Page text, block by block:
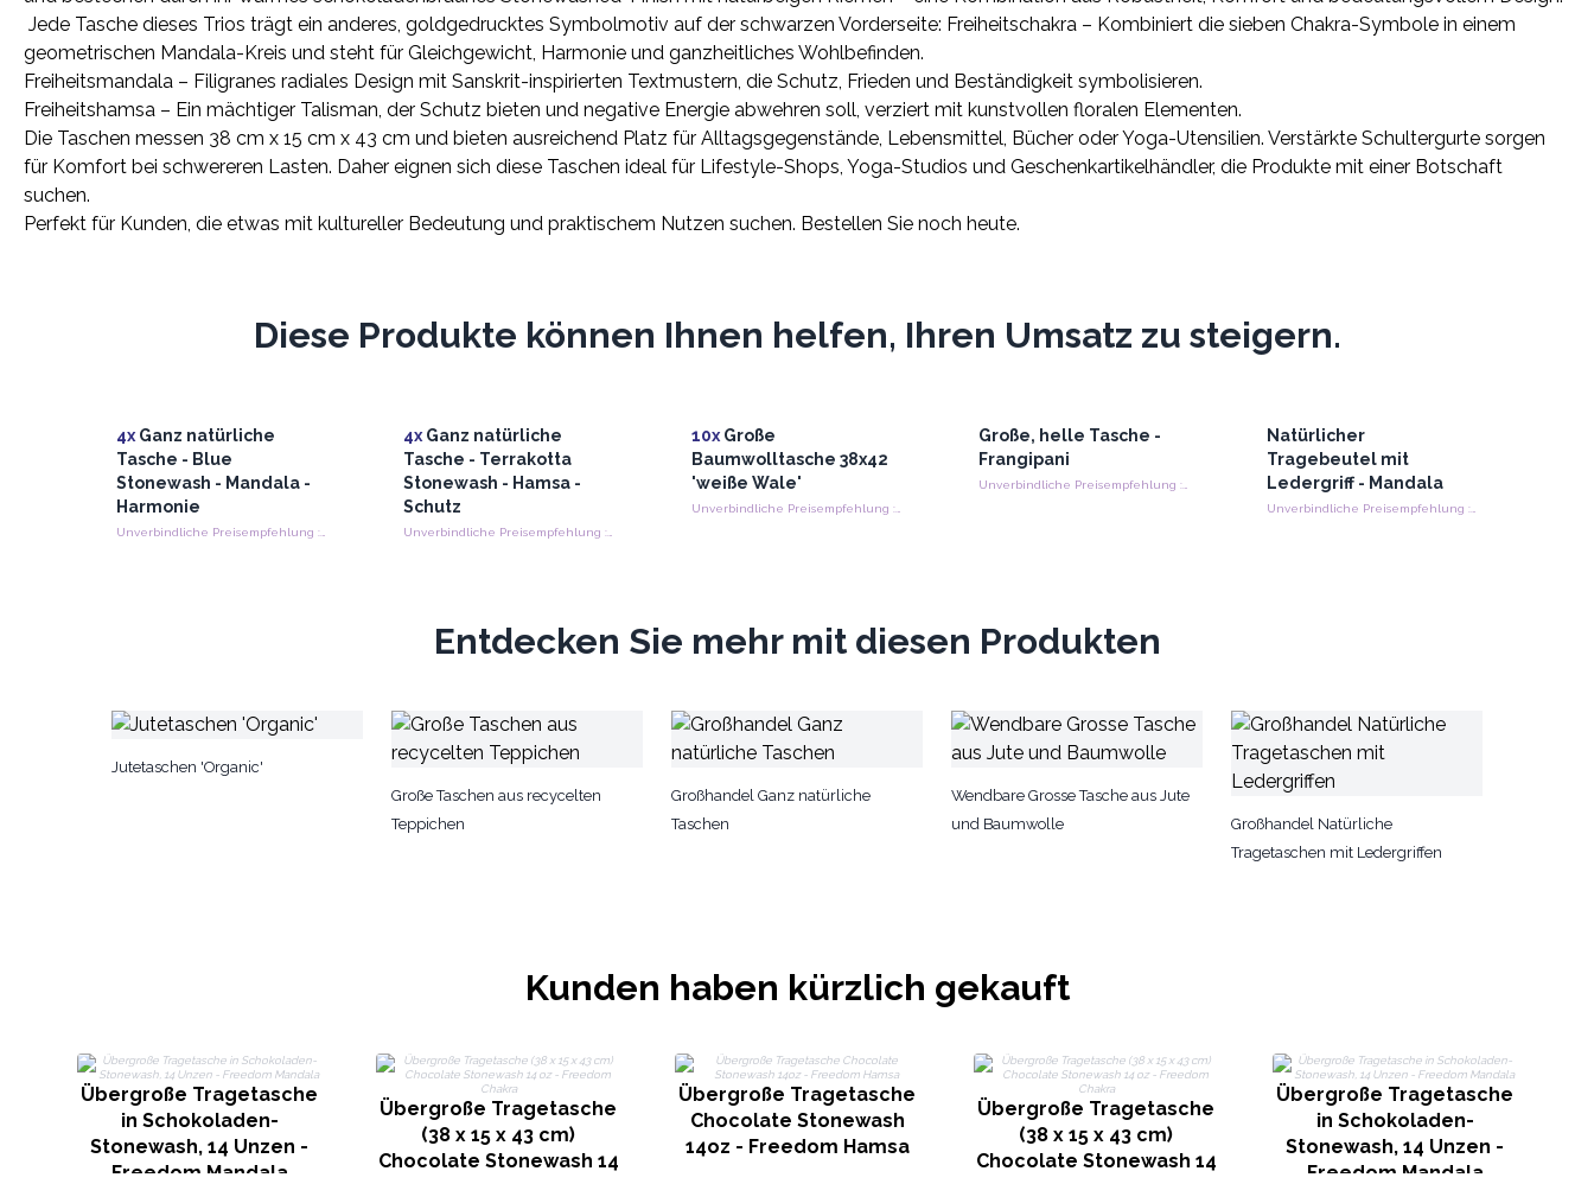
Jede Tasche dieses Trios trägt ein anderes, goldgedrucktes Symbolmotiv auf der schwarzen Vorderseite: Freiheitschakra – Kombiniert die sieben Chakra-Symbole in einem
geometrischen Mandala-Kreis und steht für Gleichgewicht, Harmonie und ganzheitliches Wohlbefinden.
Freiheitsmandala – Filigranes radiales Design mit Sanskrit-inspirierten Textmustern, die Schutz, Frieden und Beständigkeit symbolisieren.
Freiheitshamsa – Ein mächtiger Talisman, der Schutz bieten und negative Energie abwehren soll, verziert mit kunstvollen floralen Elementen.
Die Taschen messen 38 cm x 15 cm x 43 cm und bieten ausreichend Platz für Alltagsgegenstände, Lebensmittel, Bücher oder Yoga-Utensilien. Verstärkte Schultergurte sorgen
für Komfort bei schwereren Lasten. Daher eignen sich diese Taschen ideal für Lifestyle-Shops, Yoga-Studios und Geschenkartikelhändler, die Produkte mit einer Botschaft
suchen.
Perfekt für Kunden, die etwas mit kultureller Bedeutung und praktischem Nutzen suchen. Bestellen Sie noch heute.
Diese Produkte können Ihnen helfen, Ihren Umsatz zu steigern.
4x Ganz natürliche
Tasche - Blue
Stonewash - Mandala -
Harmonie
4x Ganz natürliche
Tasche - Terrakotta
Stonewash - Hamsa -
Schutz
10xGroße
Baumwolltasche 38x42
'weiße Wale'
Unverbindliche Preisempfehlung : €9.40/Tasche
Große, helle Tasche -
Frangipani
Natürlicher
Tragebeutel mit
Ledergriff - Mandala
Unverbindliche Preisempfehlung : €26.40/Stück
Entdecken Sie mehr mit diesen Produkten
Jutetaschen 'Organic'
Große Taschen aus recycelten
Teppichen
Großhandel Ganz natürliche
Taschen
Wendbare Grosse Tasche aus Jute
und Baumwolle
Großhandel Natürliche
Tragetaschen mit Ledergriffen
Kunden haben kürzlich gekauft
Übergroße Tragetasche
in Schokoladen-
Stonewash, 14 Unzen -
Freedom Mandala
Übergroße Tragetasche
(38 x 15 x 43 cm)
Chocolate Stonewash 14
Übergroße Tragetasche
Chocolate Stonewash
14oz - Freedom Hamsa
Übergroße Tragetasche
(38 x 15 x 43 cm)
Chocolate Stonewash 14
Übergroße Tragetasche
in Schokoladen-
Stonewash, 14 Unzen -
Freedom Mandala